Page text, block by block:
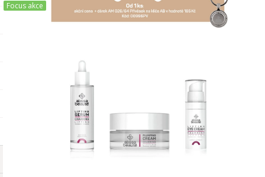
Focus akce